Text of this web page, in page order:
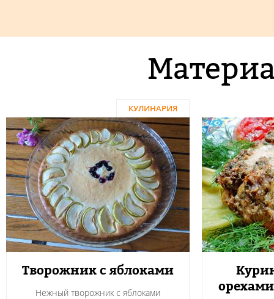
КУЛИНАРИЯ
Творожник с яблоками
Нежный творожник с яблоками